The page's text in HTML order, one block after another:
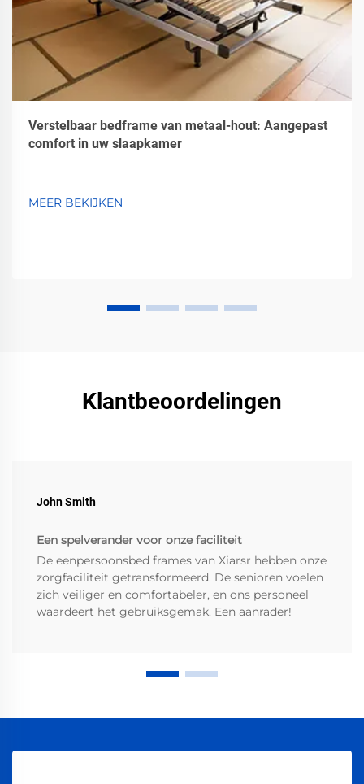
Verstelbaar bedframe van metaal-hout: Aangepast
comfort in uw slaapkamer
MEER BEKIJKEN
Klantbeoordelingen
John Smith
Een spelverander voor onze faciliteit
De eenpersoonsbed frames van Xiarsr hebben onze
zorgfaciliteit getransformeerd. De senioren voelen
zich veiliger en comfortabeler, en ons personeel
waardeert het gebruiksgemak. Een aanrader!